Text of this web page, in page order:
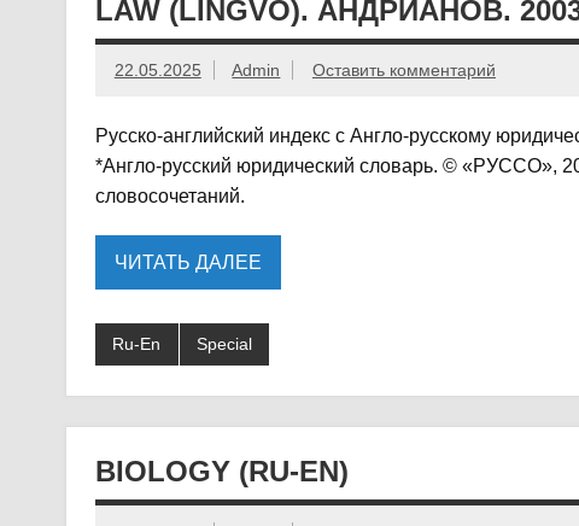
LAW (LINGVO). АНДРИАНОВ.
22.05.2025 Admin Оставить комментарий
Русско-английский индекс с Англо-русскому
*Англо-русский юридический словарь. © «РУССО»,
словосочетаний.
ЧИТАТЬ ДАЛЕЕ
Ru-En Special
BIOLOGY (RU-EN)